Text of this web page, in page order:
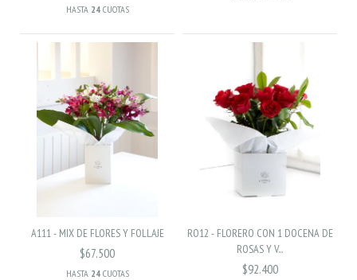
HASTA 24CUOTAS
A111 - MIX DE FLORES Y FOLLAJE
$67.500
HASTA 24CUOTAS
RO12 - FLORERO CON 1 DOCENA DE
ROSAS Y V...
$92.400